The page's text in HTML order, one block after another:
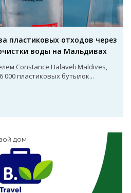
пластиковых отходов через
воды на Мальдивах
Constance Halaveli Maldives,
000 пластиковых бутылок...
дом